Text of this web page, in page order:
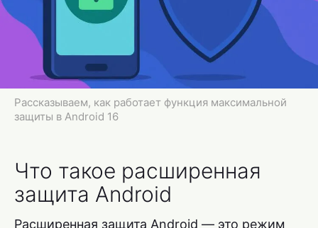
Рассказываем, как работает функция максимальной
защиты в Android 16
Что такое расширенная
защита Android
Расширенная защита Android — это режим